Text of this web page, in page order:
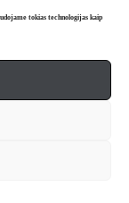
tokias technologijas kaip
kurie
žanro
kai grožinę,
Kinas tapo